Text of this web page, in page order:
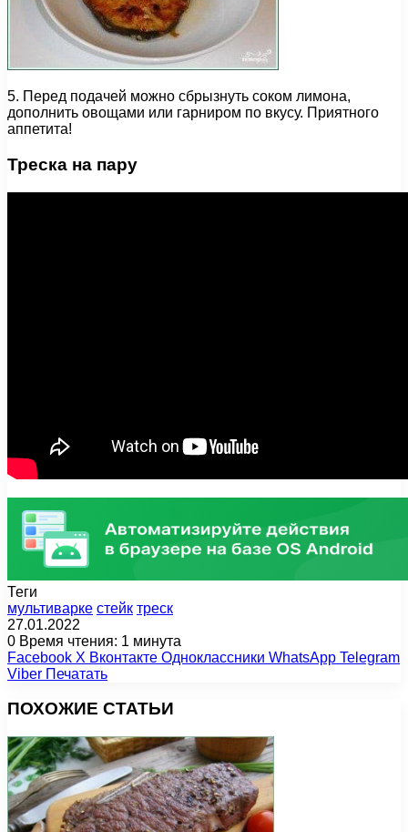
5. Перед подачей можно сбрызнуть соком лимона,
дополнить овощами или гарниром по вкусу. Приятного
аппетита!
Треска на пару
Теги
мультиварке стейк треск
27.01.2022
0 Время чтения: 1 минута
Facebook X Вконтакте Одноклассники WhatsApp Telegram
Viber Печатать
ПОХОЖИЕ СТАТЬИ